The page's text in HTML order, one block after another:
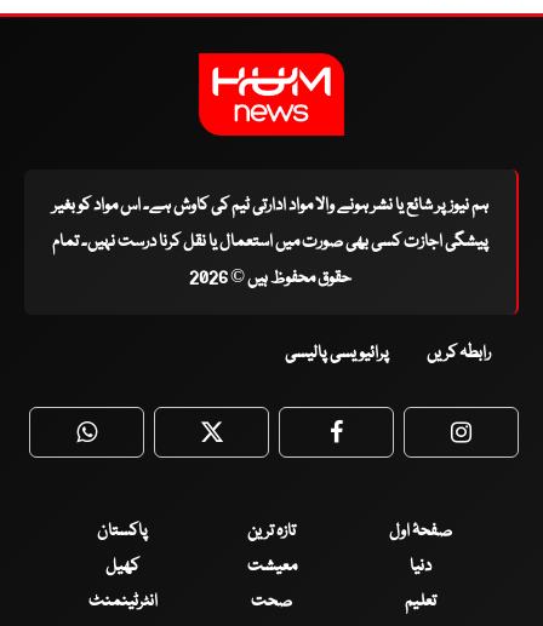
ہم نیوز پر شائع یا نشر ہونے والا مواد ادارتی ٹیم کی کاوش ہے۔ اس مواد کو بغیر
پیشگی اجازت کسی بھی صورت میں استعمال یا نقل کرنا درست نہیں۔ تمام
حقوق محفوظ ہیں © 2026
رابطہ کریں پرائیویسی پالیسی
WhatsApp Twitter Facebook
صفحۂ اول تازہ ترین
پاکستان
دنیا
معیشت
کھیل
تعلیم
صحت
انٹرٹینمنٹ